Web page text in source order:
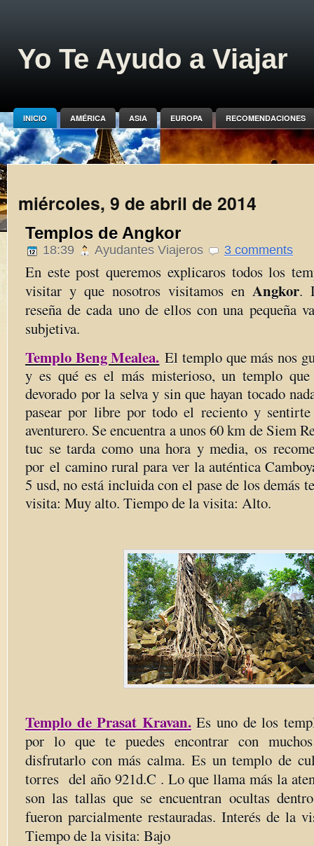
Yo Te Ayudo a Viajar
INICIO AMÉRICA ASIA EUROPA RECOMENDACIONES
miércoles, 9 de abril de 2014
Templos de Angkor
18:39 Ayudantes Viajeros 3 comments
En este post queremos explicaros todos los
visitar y que nosotros visitamos en Angkor.
reseña de cada uno de ellos con una pequeña
subjetiva.
Templo Beng Mealea. El templo que más nos
y es qué es el más misterioso, un templo
devorado por la selva y sin que hayan tocado
pasear por libre por todo el reciento y
aventurero. Se encuentra a unos 60 km de Siem
tuc se tarda como una hora y media, os
por el camino rural para ver la auténtica
5 usd, no está incluida con el pase de los demás
visita: Muy alto. Tiempo de la visita: Alto.
Templo de Prasat Kravan.Es uno de los
por lo que te puedes encontrar con
disfrutarlo con más calma. Es un templo de
torres del año 921d.C . Lo que llama más la
son las tallas que se encuentran ocultas
fueron parcialmente restauradas. Interés de la
Tiempo de la visita: Bajo